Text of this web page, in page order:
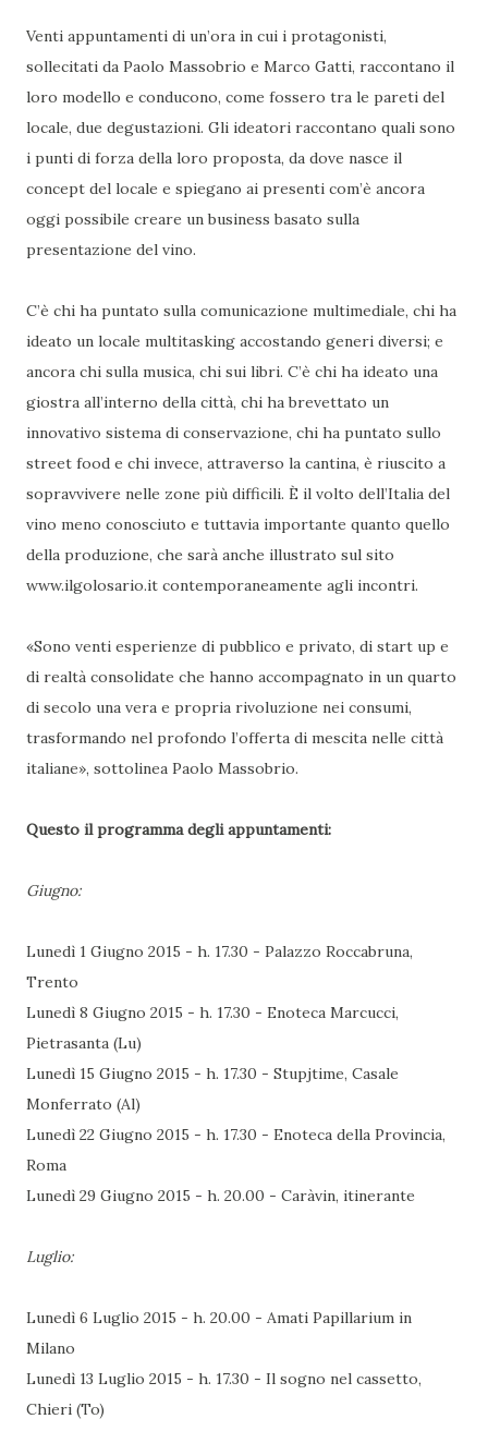
Venti appuntamenti di un’ora in cui i protagonisti,
sollecitati da Paolo Massobrio e Marco Gatti, raccontano il
loro modello e conducono, come fossero tra le pareti del
locale, due degustazioni. Gli ideatori raccontano quali sono
i punti di forza della loro proposta, da dove nasce il
concept del locale e spiegano ai presenti com’è ancora
oggi possibile creare un business basato sulla
presentazione del vino.
C’è chi ha puntato sulla comunicazione multimediale, chi ha
ideato un locale multitasking accostando generi diversi; e
ancora chi sulla musica, chi sui libri. C’è chi ha ideato una
giostra all’interno della città, chi ha brevettato un
innovativo sistema di conservazione, chi ha puntato sullo
street food e chi invece, attraverso la cantina, è riuscito a
sopravvivere nelle zone più difficili. È il volto dell’Italia del
vino meno conosciuto e tuttavia importante quanto quello
della produzione, che sarà anche illustrato sul sito
www.ilgolosario.it contemporaneamente agli incontri.
«Sono venti esperienze di pubblico e privato, di start up e
di realtà consolidate che hanno accompagnato in un quarto
di secolo una vera e propria rivoluzione nei consumi,
trasformando nel profondo l’offerta di mescita nelle città
italiane», sottolinea Paolo Massobrio.
Questo il programma degli appuntamenti:
Giugno:
Lunedì 1 Giugno 2015 - h. 17.30 - Palazzo Roccabruna,
Trento
Lunedì 8 Giugno 2015 - h. 17.30 - Enoteca Marcucci,
Pietrasanta (Lu)
Lunedì 15 Giugno 2015 - h. 17.30 - Stupjtime, Casale
Monferrato (Al)
Lunedì 22 Giugno 2015 - h. 17.30 - Enoteca della Provincia,
Roma
Lunedì 29 Giugno 2015 - h. 20.00 - Caràvin, itinerante
Luglio:
Lunedì 6 Luglio 2015 - h. 20.00 - Amati Papillarium in
Milano
Lunedì 13 Luglio 2015 - h. 17.30 - Il sogno nel cassetto,
Chieri (To)